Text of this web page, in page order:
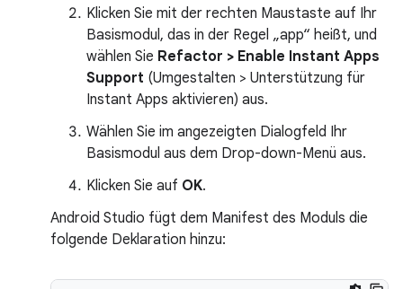
Klicken Sie mit der rechten Maustaste auf Ihr
Basismodul, das in der Regel „app“ heißt, und
wählen Sie Refactor > Enable Instant Apps
Support (Umgestalten > Unterstützung für
Instant Apps aktivieren) aus.
Wählen Sie im angezeigten Dialogfeld Ihr
Basismodul aus dem Drop-down-Menü aus.
Klicken Sie auf OK.
Android Studio fügt dem Manifest des Moduls die
folgende Deklaration hinzu: